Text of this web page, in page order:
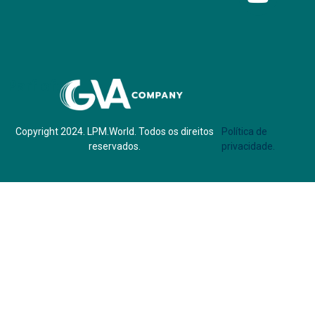
Copyright 2024. LPM.World. Todos os direitos
reservados.
Política de
privacidade.